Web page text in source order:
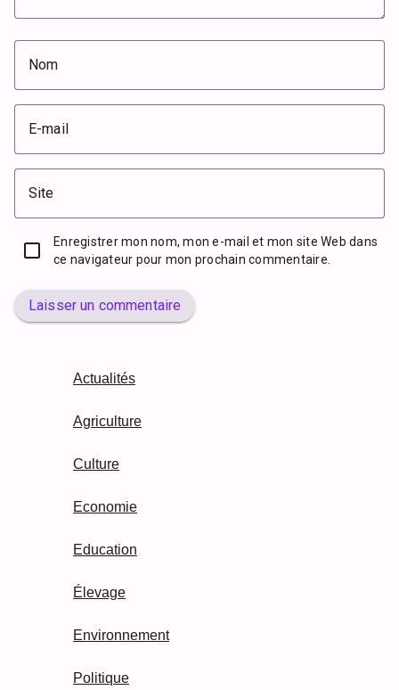
Nom
E-mail
Site
Enregistrer mon nom, mon e-mail et mon site Web dans
ce navigateur pour mon prochain commentaire.
Laisser un commentaire
Actualités
Agriculture
Culture
Economie
Education
Élevage
Environnement
Politique